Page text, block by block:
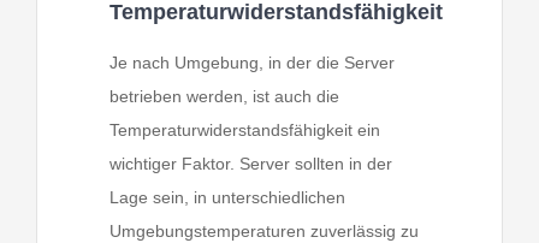
Temperaturwiderstandsfähigkeit
Je nach Umgebung, in der die Server
betrieben werden, ist auch die
Temperaturwiderstandsfähigkeit ein
wichtiger Faktor. Server sollten in der
Lage sein, in unterschiedlichen
Umgebungstemperaturen zuverlässig zu